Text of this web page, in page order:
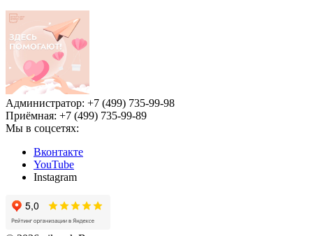
Администратор: +7 (499) 735-99-98
Приёмная: +7 (499) 735-99-89
Мы в соцсетях:
Вконтакте
YouTube
Instagram